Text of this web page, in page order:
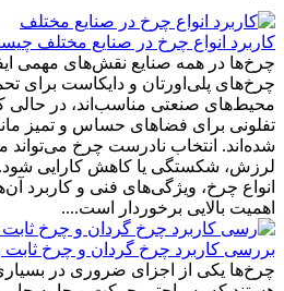
کاربرد انواع چرخ در صنایع مختلف
چرخ‌ها در همه صنایع نقش‌های مهمی
چرخ‌های پلی‌اورتان و دایکاست برای
محیط‌های صنعتی مناسب‌اند، در حالی
تفلونی برای فضاهای حساس و تمیز
شده‌اند. انتخاب نادرست چرخ می‌تواند
لرزش، شکستگی یا کاهش کارایی شود.
انواع چرخ، ویژگی‌های فنی و کاربرد
اهمیت بالایی برخوردار است....
بررسی کاربرد چرخ گردان و چرخ ثابت
چرخ‌ها یکی از اجزای ضروری در